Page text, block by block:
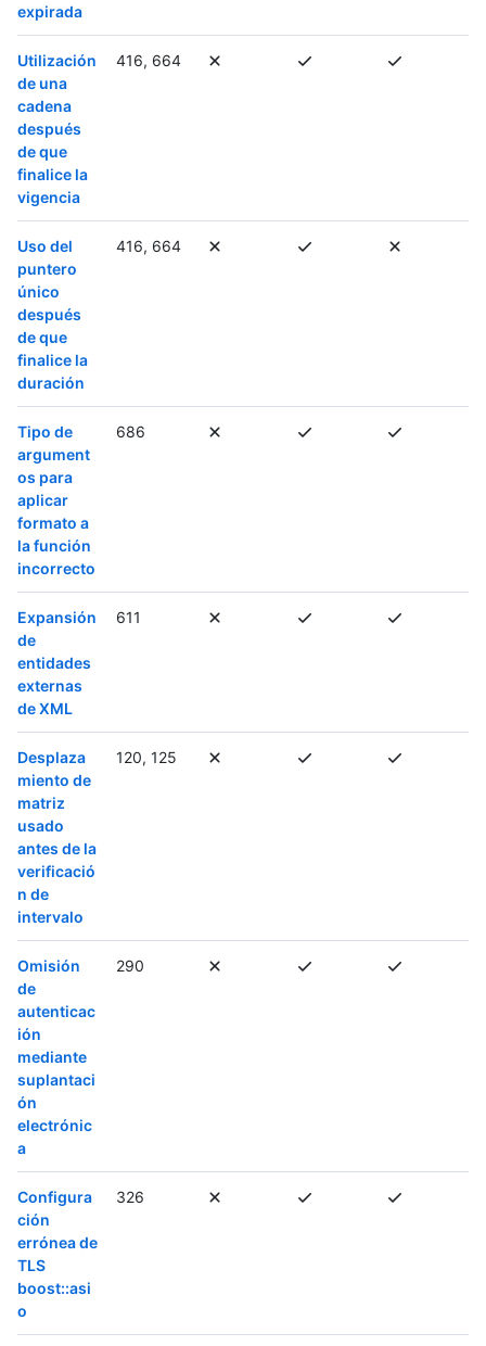
expirada
Utilización
de una
cadena
después
de que
finalice la
vigencia
416, 664
Uso del
puntero
único
después
de que
finalice la
duración
416, 664
Tipo de
argument
os para
aplicar
formato a
la función
incorrecto
686
Expansión
de
entidades
externas
de XML
611
Desplaza
miento de
matriz
usado
antes de la
verificació
n de
intervalo
120, 125
Omisión
de
autenticac
ión
mediante
suplantaci
ón
electrónic
a
290
Configura
ción
errónea de
TLS
boost::asi
o
326